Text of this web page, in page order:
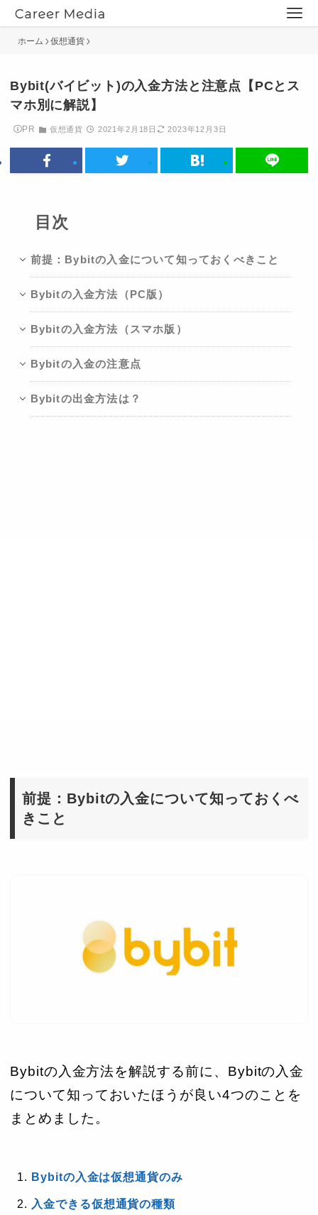
ホーム 仮想通貨
Bybit(バイビット)の入金方法と注意点【PCとス
マホ別に解説】
PR 仮想通貨 2021年2月18日 2023年12月3日
目次
前提：Bybitの入金について知っておくべきこと
Bybitの入金方法（PC版）
Bybitの入金方法（スマホ版）
Bybitの入金の注意点
Bybitの出金方法は？
前提：Bybitの入金について知っておくべ
きこと
Bybitの入金方法を解説する前に、Bybitの入金
について知っておいたほうが良い4つのことを
まとめました。
Bybitの入金は仮想通貨のみ
入金できる仮想通貨の種類